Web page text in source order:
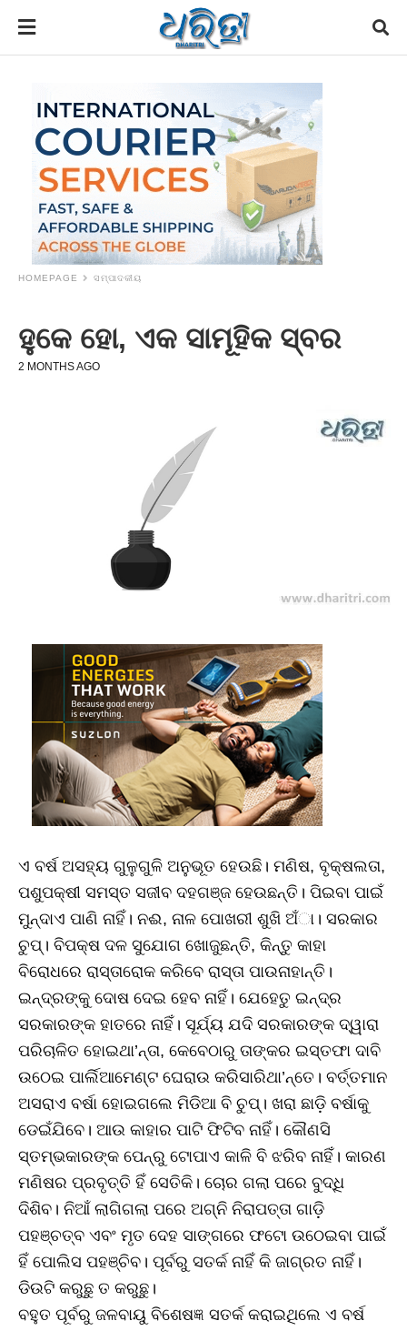
HOMEPAGE ସମ୍ପାଦକୀୟ
ହୁକେ ହୋ, ଏକ ସାମୂହିକ ସ୍ବର
2 MONTHS AGO
ଏ ବର୍ଷ ଅସହ୍ୟ ଗୁଳୁଗୁଳି ଅନୁଭୂତ ହେଉଛି। ମଣିଷ, ବୃକ୍ଷଲତା,
ପଶୁପକ୍ଷୀ ସମସ୍ତ ସଜୀବ ଦହଗଞ୍ଜ ହେଉଛନ୍ତି। ପିଇବା ପାଇଁ
ମୁନ୍ଦାଏ ପାଣି ନାହିଁ। ନଈ, ନାଳ ପୋଖରୀ ଶୁଖି ଅଁା। ସରକାର
ଚୁପ୍‌। ବିପକ୍ଷ ଦଳ ସୁଯୋଗ ଖୋଜୁଛନ୍ତି, କିନ୍ତୁ କାହା
ବିରୋଧରେ ରାସ୍ତାରୋକ କରିବେ ରାସ୍ତା ପାଉନାହାନ୍ତି।
ଇନ୍ଦ୍ରଙ୍କୁ ଦୋଷ ଦେଇ ହେବ ନାହିଁ। ଯେହେତୁ ଇନ୍ଦ୍ର
ସରକାରଙ୍କ ହାତରେ ନାହିଁ। ସୂର୍ଯ୍ୟ ଯଦି ସରକାରଙ୍କ ଦ୍ୱାରା
ପରିଚାଳିତ ହୋଇଥା’ନ୍ତା, କେବେଠାରୁ ତାଙ୍କର ଇସ୍ତଫା ଦାବି
ଉଠେଇ ପାର୍ଲିଆମେଣ୍ଟ ଘେରାଉ କରିସାରିଥା’ନ୍ତେ। ବର୍ତ୍ତମାନ
ଅସରାଏ ବର୍ଷା ହୋଇଗଲେ ମିଡିଆ ବି ଚୁପ୍‌। ଖରା ଛାଡ଼ି ବର୍ଷାକୁ
ଡେଇଁଯିବେ। ଆଉ କାହାର ପାଟି ଫିଟିବ ନାହିଁ। କୌଣସି
ସ୍ତମ୍ଭକାରଙ୍କ ପେନ୍‌ରୁ ଟୋପାଏ କାଳି ବି ଝରିବ ନାହିଁ। କାରଣ
ମଣିଷର ପ୍ରବୃତ୍ତି ହିଁ ସେତିକି। ଚୋର ଗଲା ପରେ ବୁଦ୍ଧି
ଦିଶିବ। ନିଆଁ ଲାଗିଗଲା ପରେ ଅଗ୍ନି ନିରାପତ୍ତା ଗାଡ଼ି
ପହଞ୍ଚତ୍ବ ଏବଂ ମୃତ ଦେହ ସାଙ୍ଗରେ ଫଟୋ ଉଠେଇବା ପାଇଁ
ହିଁ ପୋଲିସ ପହଞ୍ଚିବ। ପୂର୍ବରୁ ସତର୍କ ନାହିଁ କି ଜାଗ୍ରତ ନାହିଁ।
ଡିଉଟି କରୁଛୁ ତ କରୁଛୁ।
ବହୁତ ପୂର୍ବରୁ ଜଳବାୟୁ ବିଶେଷଜ୍ଞ ସତର୍କ କରାଇଥିଲେ ଏ ବର୍ଷ